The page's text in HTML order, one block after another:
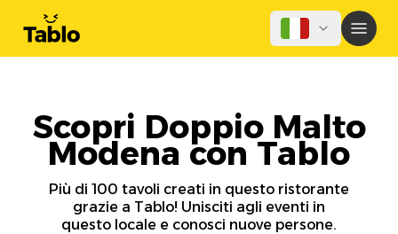
Scopri Doppio Malto
Modena con Tablo
Più di 100 tavoli creati in questo ristorante
grazie a Tablo! Unisciti agli eventi in
questo locale e conosci nuove persone.